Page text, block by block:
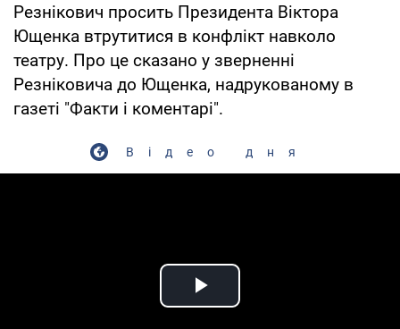
Резнікович просить Президента Віктора
Ющенка втрутитися в конфлікт навколо
театру. Про це сказано у зверненні
Резніковича до Ющенка, надрукованому в
газеті "Факти і коментарі".
Відео дня
Play Video